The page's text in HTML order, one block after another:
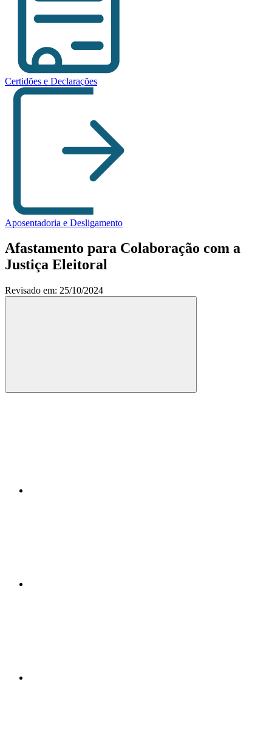
Certidões e Declarações
Aposentadoria e Desligamento
Afastamento para Colaboração com a
Justiça Eleitoral
Revisado em: 25/10/2024
Compartilhar